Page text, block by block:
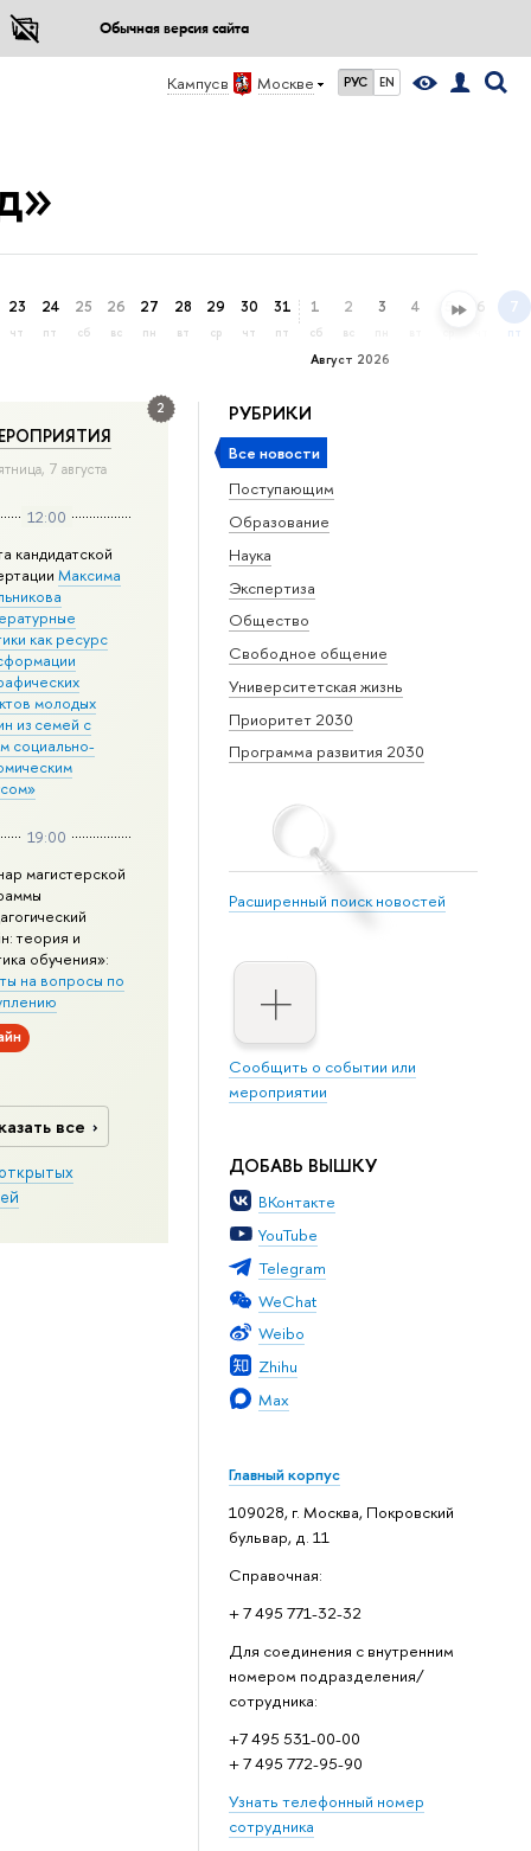
Обычная версия сайта
Кампус в Москве РУС EN
23
чт
24
пт
25
сб
26
вс
27
пн
28
вт
29
ср
30
чт
31
пт
Август 2026
1
сб
2
вс
3 4 5 6 7
пт
РУБРИКИ
Все новости
Поступающим
Образование
Наука
Экспертиза
Общество
Свободное общение
Университетская жизнь
Приоритет 2030
Программа развития 2030
Расширенный поиск новостей
Сообщить о событии или
мероприятии
ДОБАВЬ ВЫШКУ
ВКонтакте
YouTube
Telegram
WeChat
Weibo
Zhihu
Max
Главный корпус
109028, г. Москва, Покровский
бульвар, д. 11
Справочная:
+ 7 495 771-32-32
Для соединения с внутренним
номером подразделения/
сотрудника:
+7 495 531-00-00
+ 7 495 772-95-90
Узнать телефонный номер
сотрудника
2
7 августа
12:00
кандидатской
Максима
как ресурс
молодых
из семей с
социально-
19:00
магистерской
теория и
обучения»:
на вопросы по
все